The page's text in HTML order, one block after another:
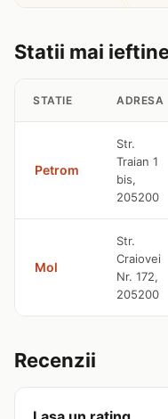
Statii mai
STATIE ADRESA
Petrom
Str.
Traian 1
bis,
205200
Mol
Str.
Craiovei
Nr. 172,
205200
Recenzii